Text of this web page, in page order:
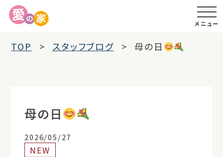
メニュー
TOP スタッフブログ 母の日
母の日
2026/05/27
NEW